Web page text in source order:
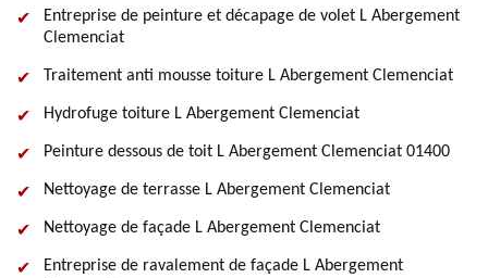
Entreprise de peinture et décapage de volet L Abergement
Clemenciat
Traitement anti mousse toiture L Abergement Clemenciat
Hydrofuge toiture L Abergement Clemenciat
Peinture dessous de toit L Abergement Clemenciat 01400
Nettoyage de terrasse L Abergement Clemenciat
Nettoyage de façade L Abergement Clemenciat
Entreprise de ravalement de façade L Abergement